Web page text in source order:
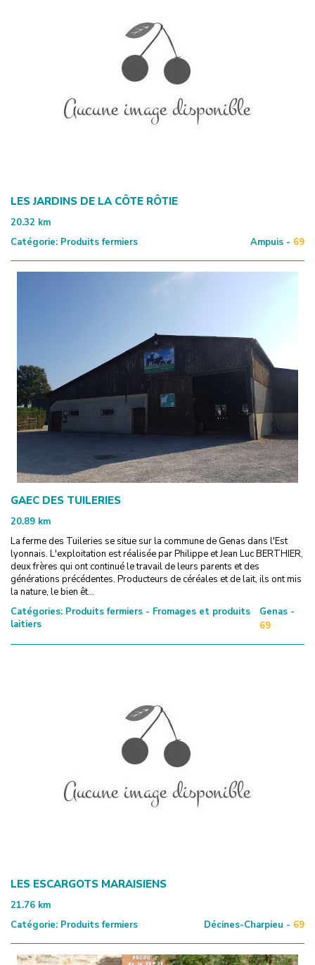
LES JARDINS DE LA CÔTE RÔTIE
20.32 km
Catégorie: Produits fermiers Ampuis - 69
GAEC DES TUILERIES
20.89 km
La ferme des Tuileries se situe sur la commune de Genas dans l'Est
lyonnais. L'exploitation est réalisée par Philippe et Jean Luc BERTHIER,
deux frères qui ont continué le travail de leurs parents et des
générations précédentes. Producteurs de céréales et de lait, ils ont mis
la nature, le bien êt...
Catégories: Produits fermiers - Fromages et produits
laitiers
Genas -
69
LES ESCARGOTS MARAISIENS
21.76 km
Catégorie: Produits fermiers Décines-Charpieu - 69